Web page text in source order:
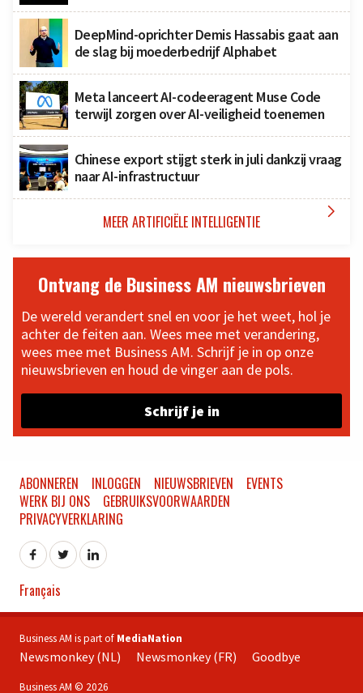
DeepMind-oprichter Demis Hassabis gaat aan
de slag bij moederbedrijf Alphabet
Meta lanceert AI-codeeragent Muse Code
terwijl zorgen over AI-veiligheid toenemen
Chinese export stijgt sterk in juli dankzij vraag
naar AI-infrastructuur
MEER ARTIFICIËLE INTELLIGENTIE 
Ontvang de Business AM nieuwsbrieven
De wereld verandert snel en voor je het weet, hol je
achter de feiten aan. Wees mee met verandering,
wees mee met Business AM. Schrijf je in op onze
nieuwsbrieven en houd de vinger aan de pols.
Schrijf je in
ABONNEREN INLOGGEN NIEUWSBRIEVEN
EVENTS
WERK BIJ ONS
GEBRUIKSVOORWAARDEN
PRIVACYVERKLARING
Français
Business AM is part of MediaNation
Newsmonkey (NL) Newsmonkey (FR) Goodbye
Business AM © 2026